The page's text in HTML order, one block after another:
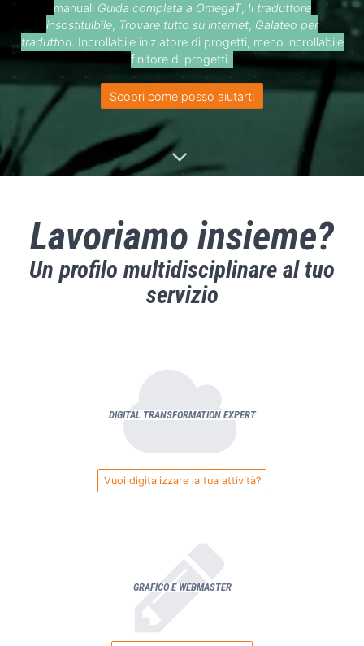
manuali Guida completa a OmegaT, Il traduttore
insostituibile, Trovare tutto su internet, Galateo per
traduttori. Incrollabile iniziatore di progetti, meno incrollabile
finitore di progetti.
Scopri come posso aiutarti
Lavoriamo insieme?
Un profilo multidisciplinare al tuo
servizio
DIGITAL TRANSFORMATION EXPERT
Vuoi digitalizzare la tua attività?
GRAFICO E WEBMASTER